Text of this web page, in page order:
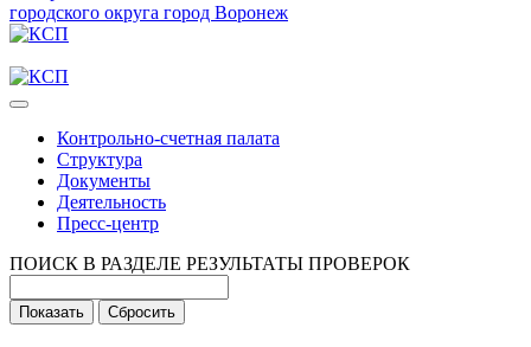
городского округа город Воронеж
Контрольно-счетная палата
Структура
Документы
Деятельность
Пресс-центр
ПОИСК В РАЗДЕЛЕ РЕЗУЛЬТАТЫ ПРОВЕРОК